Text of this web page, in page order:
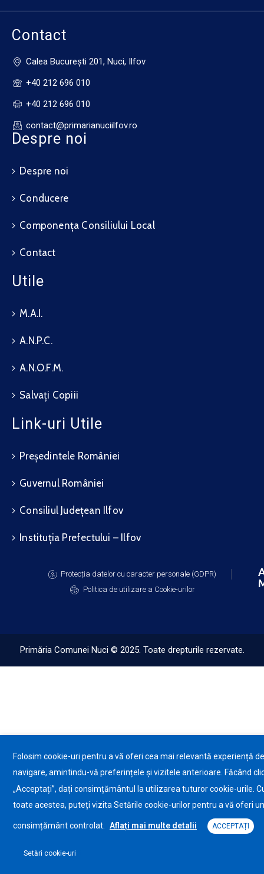
Contact
Calea Bucureşti 201, Nuci, Ilfov
+40 212 696 010
+40 212 696 010
contact@primarianuciilfov.ro
Despre noi
Despre noi
Conducere
Componența Consiliului Local
Contact
Utile
M.A.I.
A.N.P.C.
A.N.O.F.M.
Salvați Copiii
Link-uri Utile
Președintele României
Guvernul României
Consiliul Județean Ilfov
Instituția Prefectului – Ilfov
Protecția datelor cu caracter personale (GDPR)
Politica de utilizare a Cookie-urilor
Primăria Comunei Nuci © 2025. Toate drepturile rezervate.
Folosim cookie-uri pentru a vă oferi cea mai relevantă experiență de
navigare, amintindu-vă preferințele și vizitele anterioare. Făcând
„Acceptați”, dați consimțământul la utilizarea tuturor cookie-urile.
toate acestea, puteți vizita Setările cookie-urilor pentru a vă oferi un
consimțământ controlat. Aflați mai multe detalii ACCEPTAȚI
Setări cookie-uri